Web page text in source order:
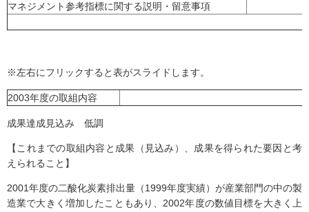
マネジメント参考指標に関する説明・留意事項
※左右にフリックすると表がスライドします。
2003年度の取組内容
成果達成見込み 低調
【これまでの取組内容と成果（見込み）、成果を得られた要因と考
えられること】
2001年度の二酸化炭素排出量（1999年度実績）が産業部門の中の製
造業で大きく増加したこともあり、2002年度の数値目標を大きく上